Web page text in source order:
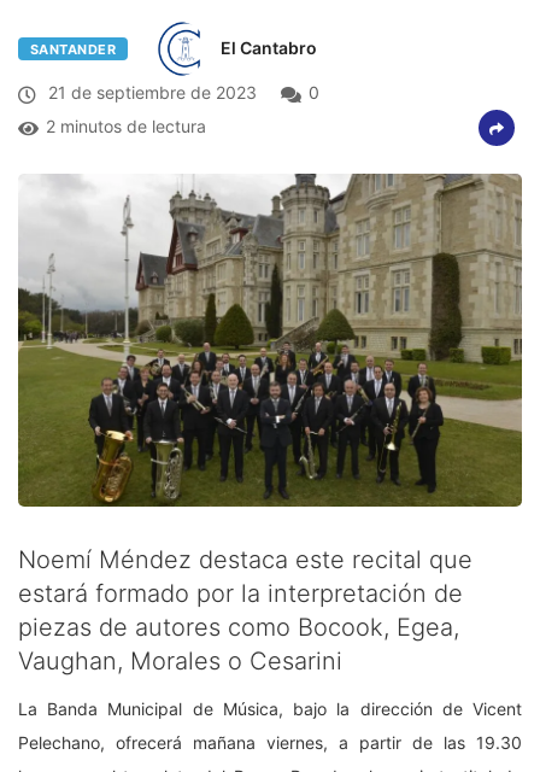
SANTANDER El Cantabro
21 de septiembre de 2023
0
2 minutos de lectura
Noemí Méndez destaca este recital que
estará formado por la interpretación de
piezas de autores como Bocook, Egea,
Vaughan, Morales o Cesarini
La Banda Municipal de Música, bajo la dirección de Vicent
Pelechano, ofrecerá mañana viernes, a partir de las 19.30